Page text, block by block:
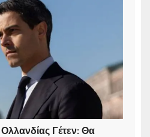
Γέτεν: Θα